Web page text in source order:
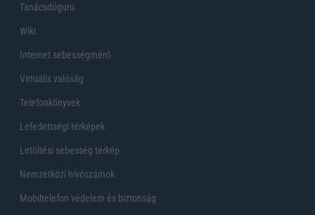
Tanácsdóguru
Wiki
Internet sebességmérő
Virtuális valóság
Telefonkönyvek
Lefedettségi térképek
Letöltési sebesség térkép
Nemzetközi hívószámok
Mobiltelefon védelem és biztonság